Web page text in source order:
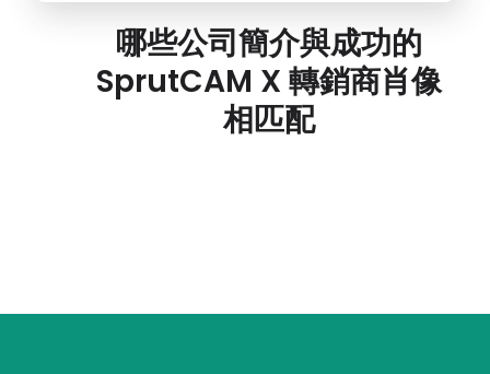
哪些公司簡介與成功的
SprutCAM X 轉銷商肖像
相匹配